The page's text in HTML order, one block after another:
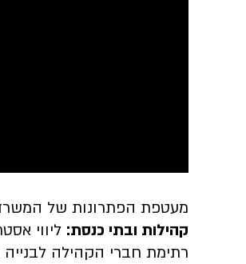
מעטפת הפתרונות של
קהילות ובתי כנסת: ליווי
רתימת חברי הקהילה לבנייה